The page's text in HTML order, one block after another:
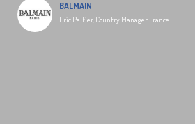
BALMAIN
Eric Peltier, Country Manager France